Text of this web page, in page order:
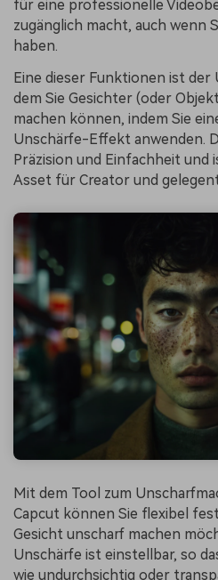
für eine professionelle
zugänglich macht, auch wenn
haben.
Eine dieser Funktionen ist
dem Sie Gesichter (oder
machen können, indem Sie
Unschärfe-Effekt anwenden.
Präzision und Einfachheit und
Asset für Creator und
Mit dem Tool zum
Capcut können Sie flexibel
Gesicht unscharf machen
Unschärfe ist einstellbar, so
wie undurchsichtig oder